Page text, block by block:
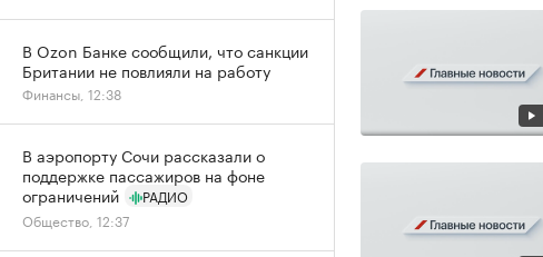
В Ozon Банке сообщили, что санкции
Британии не повлияли на работу
Финансы, 12:38
В аэропорту Сочи рассказали о
поддержке пассажиров на фоне
ограничений
РАДИО
Общество, 12:37